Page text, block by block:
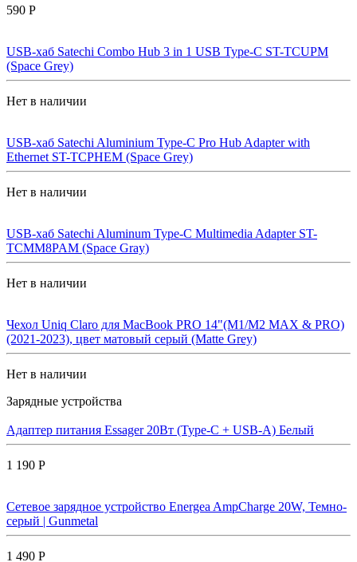
590 Р
USB-хаб Satechi Combo Hub 3 in 1 USB Type-C ST-TCUPM
(Space Grey)
Нет в наличии
USB-хаб Satechi Aluminium Type-C Pro Hub Adapter with
Ethernet ST-TCPHEM (Space Grey)
Нет в наличии
USB-хаб Satechi Aluminum Type-C Multimedia Adapter ST-
TCMM8PAM (Space Gray)
Нет в наличии
Чехол Uniq Claro для MacBook PRO 14"(M1/M2 MAX & PRO)
(2021-2023), цвет матовый серый (Matte Grey)
Нет в наличии
Зарядные устройства
Адаптер питания Essager 20Вт (Type-C + USB-A) Белый
1 190 Р
Сетевое зарядное устройство Energea AmpCharge 20W, Темно-
серый | Gunmetal
1 490 Р